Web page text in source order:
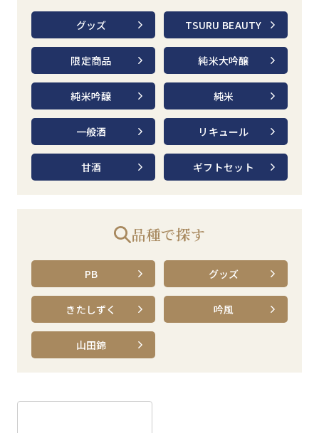
グッズ TSURU BEAUTY
限定商品 純米大吟醸
純米吟醸 純米
一般酒 リキュール
甘酒 ギフトセット
品種で探す
PB グッズ
きたしずく 吟風
山田錦